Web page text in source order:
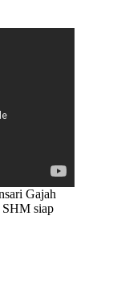
Gajah
SHM siap